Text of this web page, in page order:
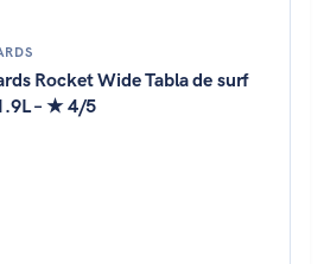
Rocket Wide Tabla de surf
– ★ 4/5